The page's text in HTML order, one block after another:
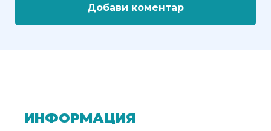
©
Маркетинг
Добави коментар
ИНФОРМАЦИЯ